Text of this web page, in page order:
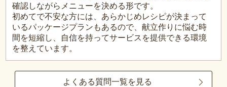
確認しながらメニューを決める形です。
初めてで不安な方には、あらかじめレシピが決まって
いるパッケージプランもあるので、献立作りに悩む時
間を短縮し、自信を持ってサービスを提供できる環境
を整えています。
よくある質問一覧を見る